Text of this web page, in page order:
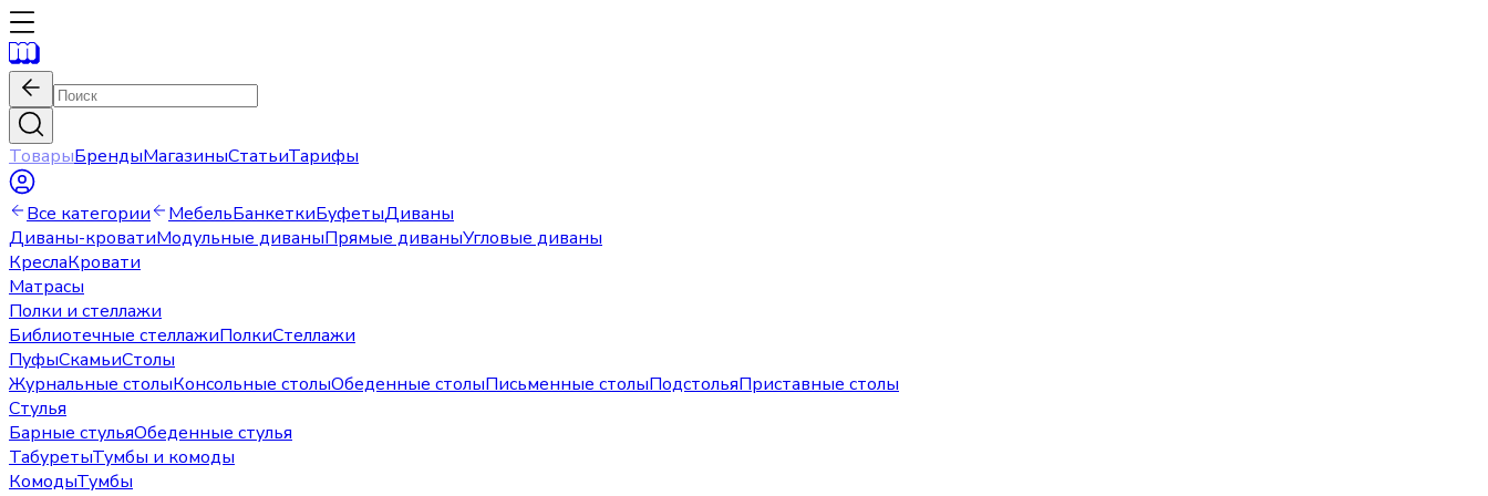
ТоварыБрендыМагазиныСтатьиТарифы
Все категории МебельБанкеткиБуфетыДиваны
Диваны-кроватиМодульные диваныПрямые диваныУгловые диваны
КреслаКровати
Матрасы
Полки и стеллажи
Библиотечные стеллажиПолкиСтеллажи
ПуфыСкамьиСтолы
Журнальные столыКонсольные столыОбеденные столыПисьменные столыПодстольяПриставные столы
Стулья
Барные стульяОбеденные стулья
ТабуретыТумбы и комоды
КомодыТумбы